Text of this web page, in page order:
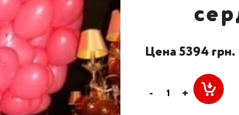
Цена 5394 грн.
- +